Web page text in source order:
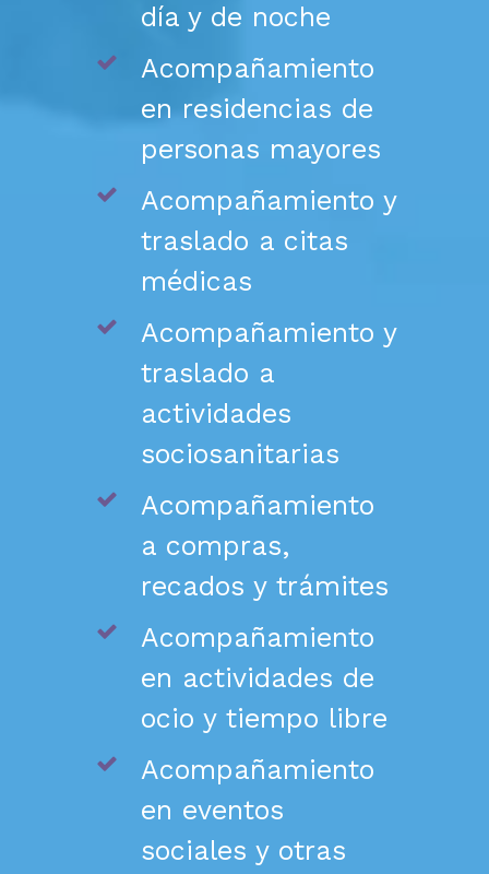
día y de noche
Acompañamiento
en residencias de
personas mayores
Acompañamiento y
traslado a citas
médicas
Acompañamiento y
traslado a
actividades
sociosanitarias
Acompañamiento
a compras,
recados y trámites
Acompañamiento
en actividades de
ocio y tiempo libre
Acompañamiento
en eventos
sociales y otras